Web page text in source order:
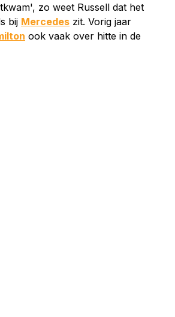
zo weet Russell dat het
bij Mercedes zit. Vorig jaar
ook vaak over hitte in de